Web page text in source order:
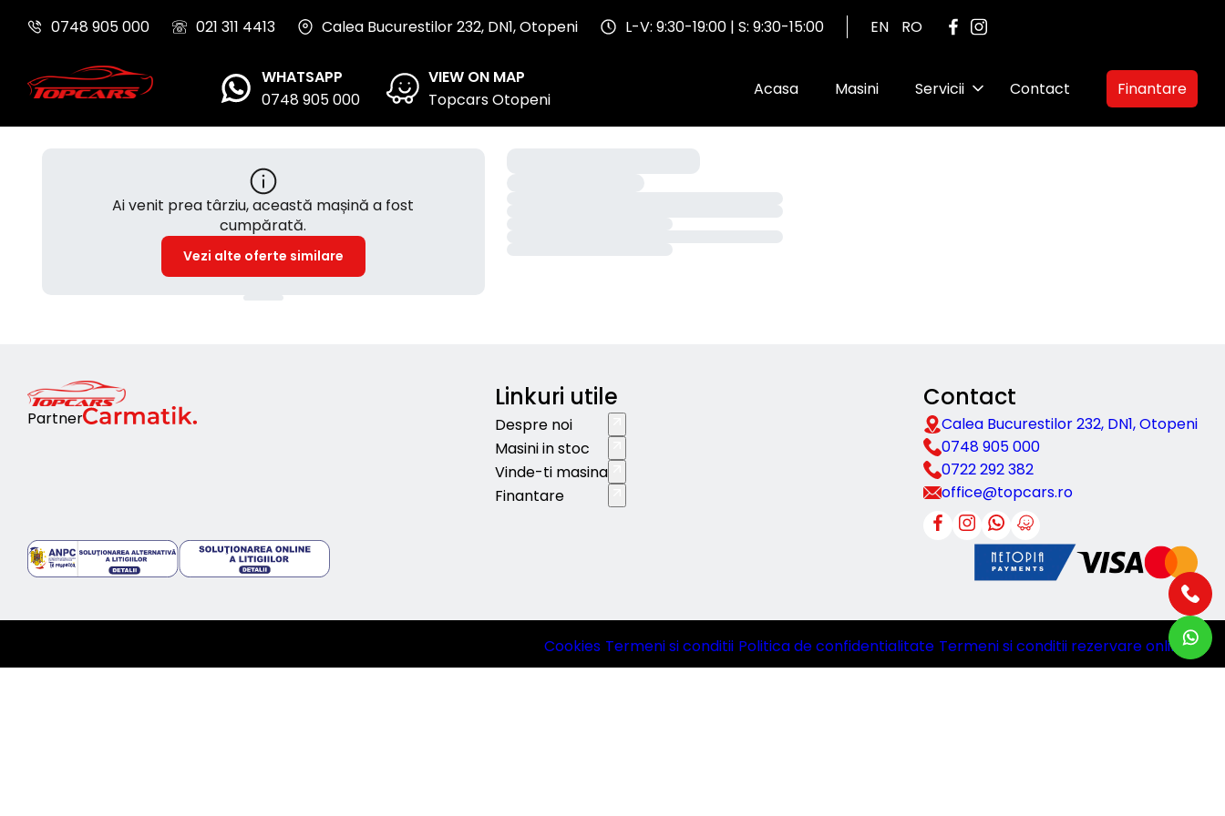
0748 905 000 021 311 4413 Calea Bucurestilor 232, DN1, Otopeni L-V: 9:30-19:00 | S: 9:30-15:00 EN RO
WHATSAPP
0748 905 000
VIEW ON MAP
Topcars Otopeni
Acasa Masini Servicii Contact Finantare
Ai venit prea târziu, această mașină a fost
cumpărată.
Vezi alte oferte similare
Partner
Linkuri utile
Despre noi
Masini in stoc
Vinde-ti masina
Finantare
Contact
Calea Bucurestilor 232, DN1, Otopeni
0748 905 000
0722 292 382
office@topcars.ro
Cookies Termeni si conditii Politica de confidentialitate Termeni si conditii rezervare online